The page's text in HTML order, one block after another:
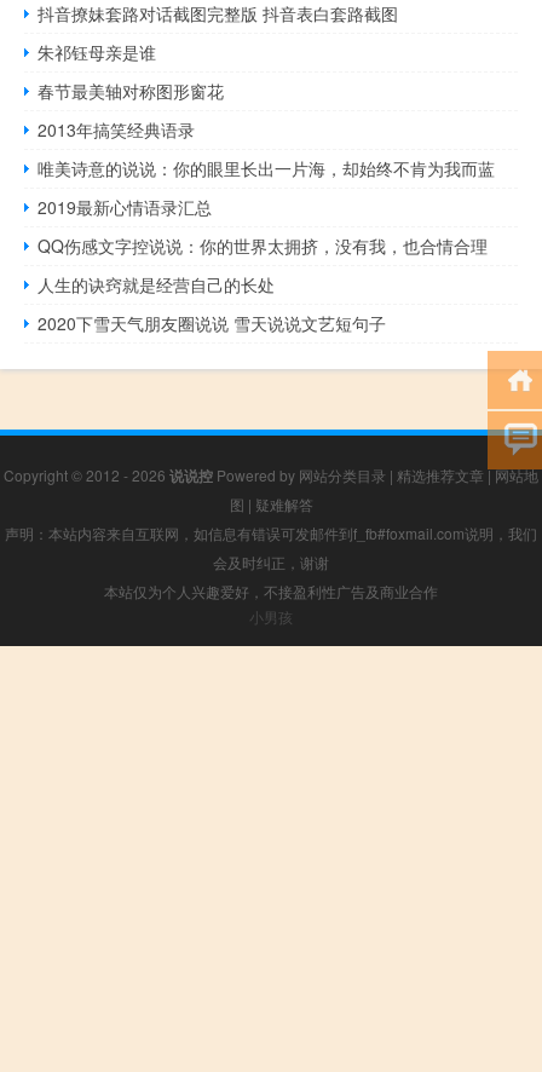
抖音撩妹套路对话截图完整版 抖音表白套路截图
朱祁钰母亲是谁
春节最美轴对称图形窗花
2013年搞笑经典语录
唯美诗意的说说：你的眼里长出一片海，却始终不肯为我而蓝
2019最新心情语录汇总
QQ伤感文字控说说：你的世界太拥挤，没有我，也合情合理
人生的诀窍就是经营自己的长处
2020下雪天气朋友圈说说 雪天说说文艺短句子
Copyright © 2012 - 2026 说说控 Powered by 网站分类目录 | 精选推荐文章 |网站地
图 | 疑难解答
声明：本站内容来自互联网，如信息有错误可发邮件到f_fb#foxmail.com说明，我们
会及时纠正，谢谢
本站仅为个人兴趣爱好，不接盈利性广告及商业合作
小男孩